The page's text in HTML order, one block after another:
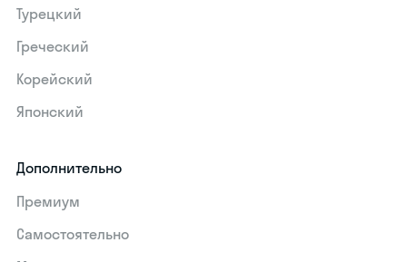
Турецкий
Греческий
Корейский
Японский
Дополнительно
Премиум
Самостоятельно